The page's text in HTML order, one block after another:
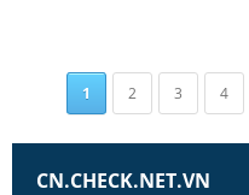
1 2 3 4
CN.CHECK.NET.VN